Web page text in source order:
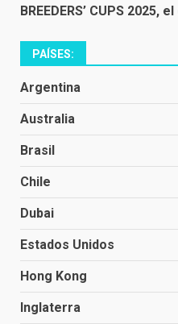
BREEDERS’ CUPS 2025,
PAÍSES:
Argentina
Australia
Brasil
Chile
Dubai
Estados Unidos
Hong Kong
Inglaterra